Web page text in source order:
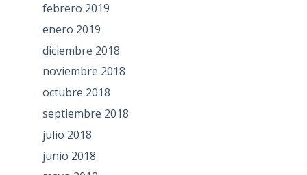
febrero 2019
enero 2019
diciembre 2018
noviembre 2018
octubre 2018
septiembre 2018
julio 2018
junio 2018